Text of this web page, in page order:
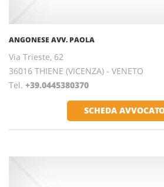
ANGONESE AVV. PAOLA
Via Trieste, 62
36016 THIENE (VICENZA) - VENETO
Tel. +39.0445380370
SCHEDA